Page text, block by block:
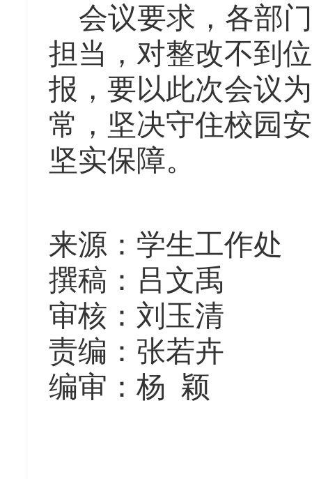
会议要求，各部
担当，对整改不到
报 ， 要以此次会议
常，坚决守住校园
坚实保障。
来源：学生工作处
撰稿：吕文禹
审核：刘玉清
责编：张若卉
编审：杨 颖